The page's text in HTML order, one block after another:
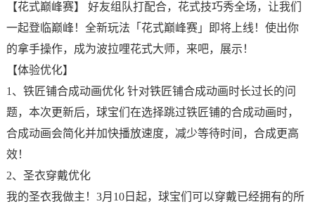
【花式巅峰赛】 好友组队打配合，花式技巧秀全场，让我们
一起登临巅峰！全新玩法「花式巅峰赛」即将上线！使出你
的拿手操作，成为波拉哩花式大师，来吧，展示！
【体验优化】
1、铁匠铺合成动画优化 针对铁匠铺合成动画时长过长的问
题，本次更新后，球宝们在选择跳过铁匠铺的合成动画时，
合成动画会简化并加快播放速度，减少等待时间，合成更高
效！
2、圣衣穿戴优化
我的圣衣我做主！3月10日起，球宝们可以穿戴已经拥有的所